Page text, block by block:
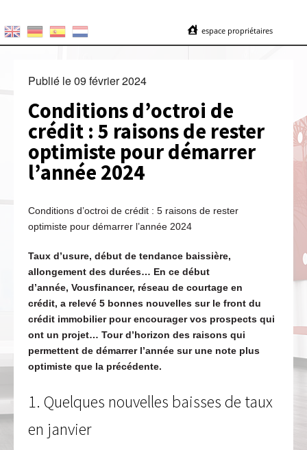
espace propriétaires
Publié le09 février 2024
Conditions d’octroi de
crédit : 5 raisons de rester
optimiste pour démarrer
l’année 2024
Conditions d’octroi de crédit : 5 raisons de rester
optimiste pour démarrer l’année 2024
Taux d’usure, début de tendance baissière,
allongement des durées… En ce début
d’année, Vousfinancer, réseau de courtage en
crédit, a relevé 5 bonnes nouvelles sur le front du
crédit immobilier pour encourager vos prospects qui
ont un projet… Tour d’horizon des raisons qui
permettent de démarrer l’année sur une note plus
optimiste que la précédente.
1. Quelques nouvelles baisses de taux
en janvier